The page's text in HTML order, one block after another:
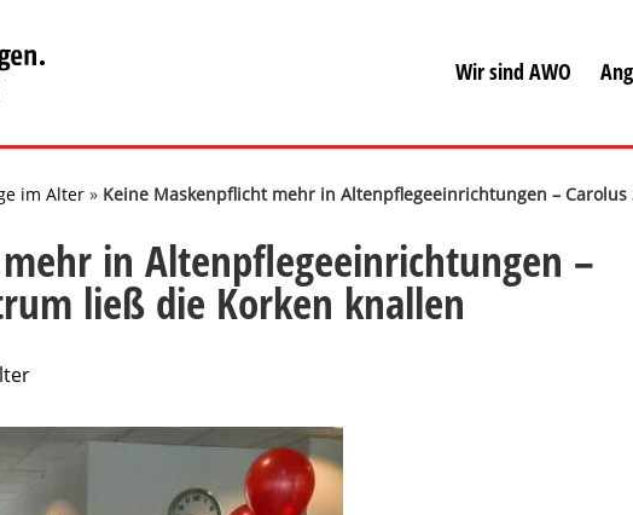
Wir sind AWO
im Alter » Keine Maskenpflicht mehr in Altenpflegeeinrichtungen –
in Altenpflegeeinrichtungen –
ließ die Korken knallen